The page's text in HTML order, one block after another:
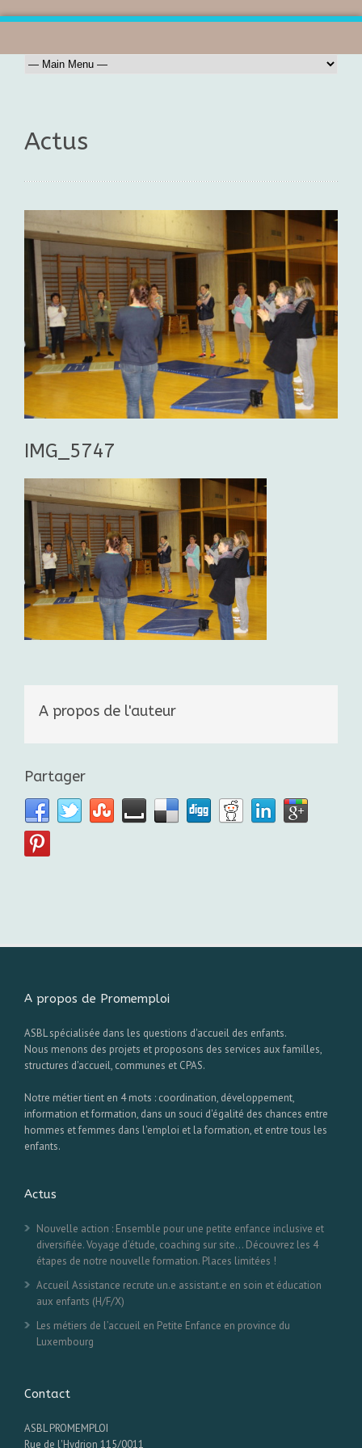
Actus
IMG_5747
A propos de l'auteur
Partager
A propos de Promemploi
ASBL spécialisée dans les questions d'accueil des enfants.
Nous menons des projets et proposons des services aux familles,
structures d'accueil, communes et CPAS.
Notre métier tient en 4 mots : coordination, développement,
information et formation, dans un souci d'égalité des chances entre
hommes et femmes dans l'emploi et la formation, et entre tous les
enfants.
Actus
Nouvelle action : Ensemble pour une petite enfance inclusive et
diversifiée. Voyage d’étude, coaching sur site… Découvrez les 4
étapes de notre nouvelle formation. Places limitées !
Accueil Assistance recrute un.e assistant.e en soin et éducation
aux enfants (H/F/X)
Les métiers de l’accueil en Petite Enfance en province du
Luxembourg
Contact
ASBL PROMEMPLOI
Rue de l'Hydrion 115/0011